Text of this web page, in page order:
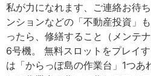
私が力になれます、ご連絡お待
ンションなどの「不動産投資」
ったら、修繕すること（メンテ
6号機。 無料スロットをプレイ
は「からっぽ島の作業台」1つ